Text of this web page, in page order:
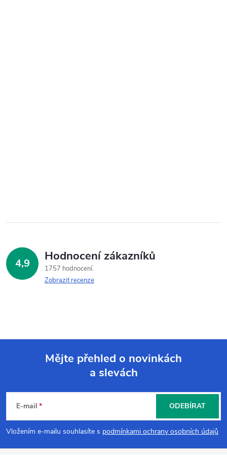
4,9 Hodnocení zákazníků
1757 hodnocení
Zobrazit recenze
p
Mějte přehled o novinkách
a slevách
E-mail
Vložením e-mailu souhlasíte s podmínkami ochrany osobních údajů
ODEBÍRAT